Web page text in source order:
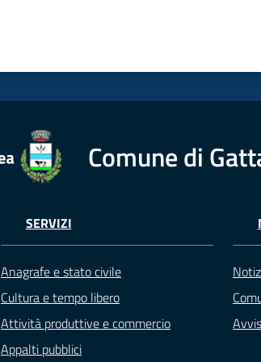
Comune di
SERVIZI
Anagrafe e stato civile
Cultura e tempo libero
Attività produttive e commercio
Appalti pubblici